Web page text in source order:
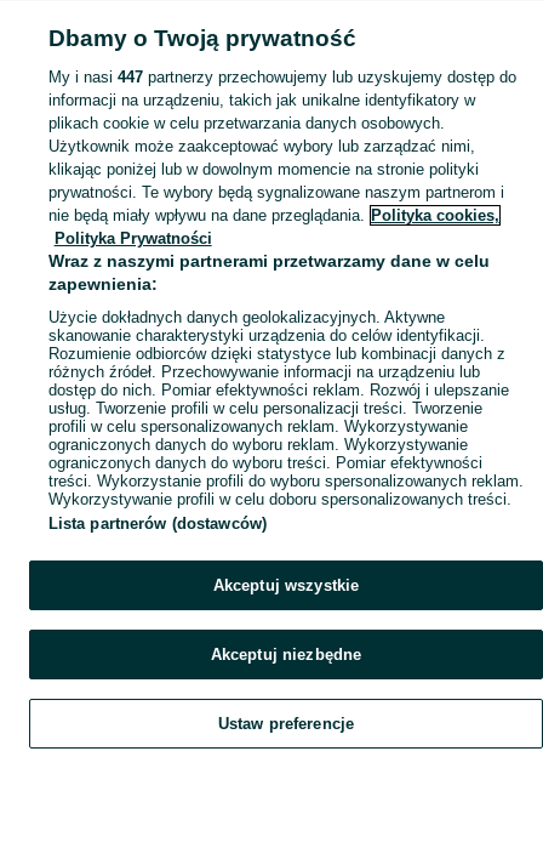
KATEGORIA
Popularne wyszukiwania
zachodniopomorskie
Mapa kategorii
Mapa miejscowości
Mapa ministron
Popularne wyszukiwania
Szukaj Obserwujesz Dodaj Czat Konto
Dbamy o Twoją prywatność
My i nasi 447partnerzy przechowujemy lub uzyskujemy dostęp do
informacji na urządzeniu, takich jak unikalne identyfikatory w
plikach cookie w celu przetwarzania danych osobowych.
Użytkownik może zaakceptować wybory lub zarządzać nimi,
klikając poniżej lub w dowolnym momencie na stronie polityki
prywatności. Te wybory będą sygnalizowane naszym partnerom i
nie będą miały wpływu na dane przeglądania. Polityka cookies,
Polityka Prywatności
Wraz z naszymi partnerami przetwarzamy dane w celu
zapewnienia:
Użycie dokładnych danych geolokalizacyjnych. Aktywne
skanowanie charakterystyki urządzenia do celów identyfikacji.
Rozumienie odbiorców dzięki statystyce lub kombinacji danych z
różnych źródeł. Przechowywanie informacji na urządzeniu lub
dostęp do nich. Pomiar efektywności reklam. Rozwój i ulepszanie
usług. Tworzenie profili w celu personalizacji treści. Tworzenie
profili w celu spersonalizowanych reklam. Wykorzystywanie
ograniczonych danych do wyboru reklam. Wykorzystywanie
ograniczonych danych do wyboru treści. Pomiar efektywności
treści. Wykorzystanie profili do wyboru spersonalizowanych reklam.
Wykorzystywanie profili w celu doboru spersonalizowanych treści.
Lista partnerów (dostawców)
Akceptuj wszystkie
Akceptuj niezbędne
Ustaw preferencje